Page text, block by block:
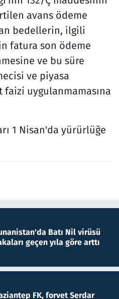
avans ödeme
bedellerin, ilgili
fatura son ödeme
ve bu süre
ve piyasa
faizi uygulanmamasına
1 Nisan'da yürürlüğe
Batı Nil virüsü
geçen yıla göre arttı
FK, forvet Serdar